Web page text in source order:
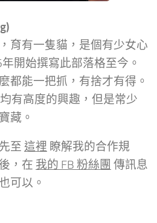
育有一隻貓，是個有少女心
開始撰寫此部落格至今。
都能一把抓，有捨才有得。
有高度的興趣，但是常少
藏。
至 這裡 瞭解我的合作規
，在 我的 FB 粉絲團 傳訊息
可以。